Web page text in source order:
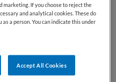
marketing. If you choose to reject the
and analytical cookies. These do
a person. You can indicate this under
Accept All Cookies